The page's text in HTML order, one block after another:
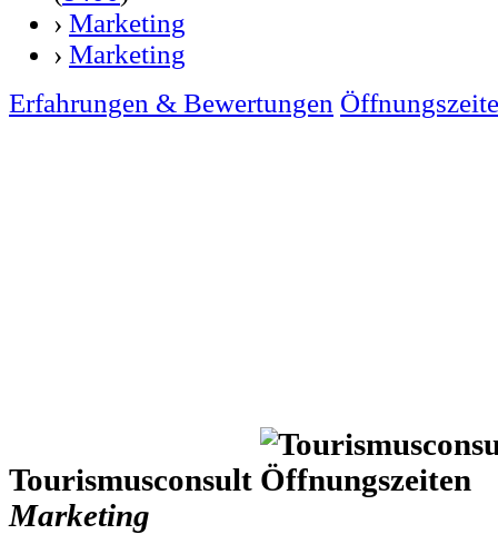
› Marketing
› Marketing
Erfahrungen & Bewertungen
Tourismusconsult
Marketing